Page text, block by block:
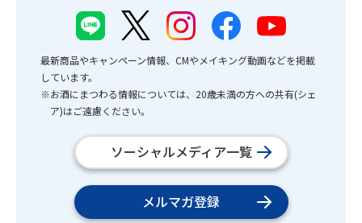
最新商品やキャンペーン情報、CMやメイキング動画などを掲載
しています。
※お酒にまつわる情報については、20歳未満の方への共有(シェ
ア)はご遠慮ください。
ソーシャルメディア一覧
メルマガ登録